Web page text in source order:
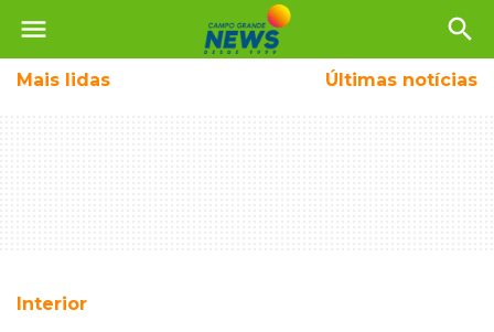
menu search
Mais lidas Últimas notícias
Interior